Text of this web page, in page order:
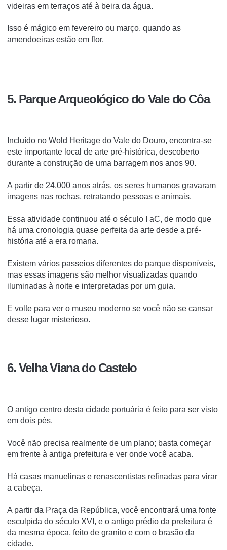
videiras em terraços até à beira da água.
Isso é mágico em fevereiro ou março, quando as
amendoeiras estão em flor.
5. Parque Arqueológico do Vale do Côa
Incluído no Wold Heritage do Vale do Douro, encontra-se
este importante local de arte pré-histórica, descoberto
durante a construção de uma barragem nos anos 90.
A partir de 24.000 anos atrás, os seres humanos gravaram
imagens nas rochas, retratando pessoas e animais.
Essa atividade continuou até o século I aC, de modo que
há uma cronologia quase perfeita da arte desde a pré-
história até a era romana.
Existem vários passeios diferentes do parque disponíveis,
mas essas imagens são melhor visualizadas quando
iluminadas à noite e interpretadas por um guia.
E volte para ver o museu moderno se você não se cansar
desse lugar misterioso.
6. Velha Viana do Castelo
O antigo centro desta cidade portuária é feito para ser visto
em dois pés.
Você não precisa realmente de um plano; basta começar
em frente à antiga prefeitura e ver onde você acaba.
Há casas manuelinas e renascentistas refinadas para virar
a cabeça.
A partir da Praça da República, você encontrará uma fonte
esculpida do século XVI, e o antigo prédio da prefeitura é
da mesma época, feito de granito e com o brasão da
cidade.